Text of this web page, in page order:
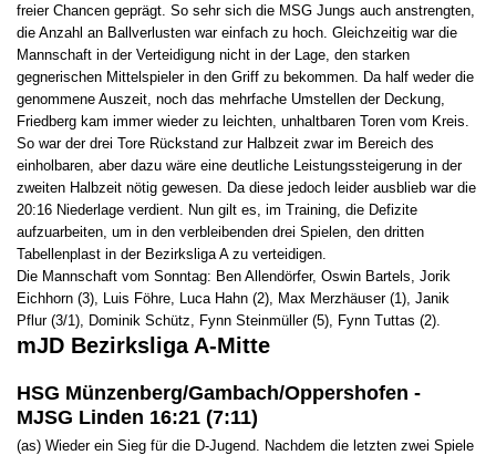
freier Chancen geprägt. So sehr sich die MSG Jungs auch anstrengten,
die Anzahl an Ballverlusten war einfach zu hoch. Gleichzeitig war die
Mannschaft in der Verteidigung nicht in der Lage, den starken
gegnerischen Mittelspieler in den Griff zu bekommen. Da half weder die
genommene Auszeit, noch das mehrfache Umstellen der Deckung,
Friedberg kam immer wieder zu leichten, unhaltbaren Toren vom Kreis.
So war der drei Tore Rückstand zur Halbzeit zwar im Bereich des
einholbaren, aber dazu wäre eine deutliche Leistungssteigerung in der
zweiten Halbzeit nötig gewesen. Da diese jedoch leider ausblieb war die
20:16 Niederlage verdient. Nun gilt es, im Training, die Defizite
aufzuarbeiten, um in den verbleibenden drei Spielen, den dritten
Tabellenplast in der Bezirksliga A zu verteidigen.
Die Mannschaft vom Sonntag: Ben Allendörfer, Oswin Bartels, Jorik
Eichhorn (3), Luis Föhre, Luca Hahn (2), Max Merzhäuser (1), Janik
Pflur (3/1), Dominik Schütz, Fynn Steinmüller (5), Fynn Tuttas (2).
mJD Bezirksliga A-Mitte
HSG Münzenberg/Gambach/Oppershofen -
MJSG Linden 16:21 (7:11)
(as) Wieder ein Sieg für die D-Jugend. Nachdem die letzten zwei Spiele